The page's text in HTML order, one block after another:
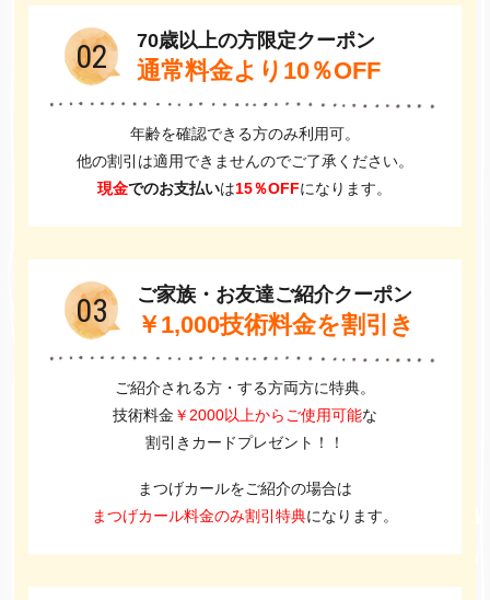
02 70歳以上の方限定クーポン
通常料金より10％OFF
年齢を確認できる方のみ利用可。
他の割引は適用できませんのでご了承ください。
現金でのお支払いは15％OFFになります。
03 ご家族・お友達ご紹介クーポン
￥1,000技術料金を割引き
ご紹介される方・する方両方に特典。
技術料金 ￥2000以上からご使用可能な
割引きカードプレゼント！！
まつげカールをご紹介の場合は
まつげカール料金のみ割引特典になります。